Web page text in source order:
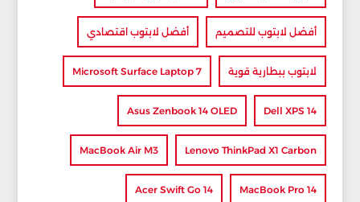
أفضل لابتوب للتصميم أفضل لابتوب اقتصادي
لابتوب ببطارية قوية Microsoft Surface Laptop 7
Dell XPS 14
Asus Zenbook 14 OLED
Lenovo ThinkPad X1 Carbon
MacBook Air M3
MacBook Pro 14
Acer Swift Go 14